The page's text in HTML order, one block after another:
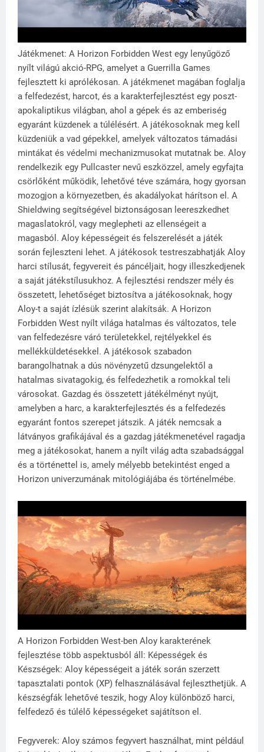
Játékmenet: A Horizon Forbidden West egy lenyűgöző
nyílt világú akció-RPG, amelyet a Guerrilla Games
fejlesztett ki aprólékosan. A játékmenet magában foglalja
a felfedezést, harcot, és a karakterfejlesztést egy poszt-
apokaliptikus világban, ahol a gépek és az emberiség
egyaránt küzdenek a túlélésért. A játékosoknak meg kell
küzdeniük a vad gépekkel, amelyek változatos támadási
mintákat és védelmi mechanizmusokat mutatnak be. Aloy
rendelkezik egy Pullcaster nevű eszközzel, amely egyfajta
csörlőként működik, lehetővé téve számára, hogy gyorsan
mozogjon a környezetben, és akadályokat hárítson el. A
Shieldwing segítségével biztonságosan leereszkedhet
magaslatokról, vagy meglepheti az ellenségeit a
magasból. Aloy képességeit és felszerelését a játék
során fejleszteni lehet. A játékosok testreszabhatják Aloy
harci stílusát, fegyvereit és páncéljait, hogy illeszkedjenek
a saját játékstílusukhoz. A fejlesztési rendszer mély és
összetett, lehetőséget biztosítva a játékosoknak, hogy
Aloy-t a saját ízlésük szerint alakítsák. A Horizon
Forbidden West nyílt világa hatalmas és változatos, tele
van felfedezésre váró területekkel, rejtélyekkel és
mellékküldetésekkel. A játékosok szabadon
barangolhatnak a dús növényzetű dzsungelektől a
hatalmas sivatagokig, és felfedezhetik a romokkal teli
városokat. Gazdag és összetett játékélményt nyújt,
amelyben a harc, a karakterfejlesztés és a felfedezés
egyaránt fontos szerepet játszik. A játék nemcsak a
látványos grafikájával és a gazdag játékmenetével ragadja
meg a játékosokat, hanem a nyílt világ adta szabadsággal
és a történettel is, amely mélyebb betekintést enged a
Horizon univerzumának mitológiájába és történelmébe.
A Horizon Forbidden West-ben Aloy karakterének
fejlesztése több aspektusból áll: Képességek és
Készségek: Aloy képességeit a játék során szerzett
tapasztalati pontok (XP) felhasználásával fejleszthetjük. A
készségfák lehetővé teszik, hogy Aloy különböző harci,
felfedező és túlélő képességeket sajátítson el.
Fegyverek: Aloy számos fegyvert használhat, mint például